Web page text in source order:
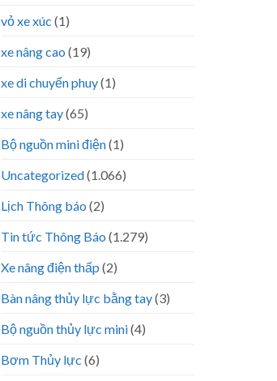
vỏ xe xúc (1)
xe nâng cao (19)
xe di chuyển phuy(1)
xe nâng tay(65)
Bộ nguồn mini điện(1)
Uncategorized(1.066)
Lịch Thông báo (2)
Tin tức Thông Báo (1.279)
Xe nâng điện thấp (2)
Bàn nâng thủy lực bằng tay(3)
Bộ nguồn thủy lực mini(4)
Bơm Thủy lực (6)